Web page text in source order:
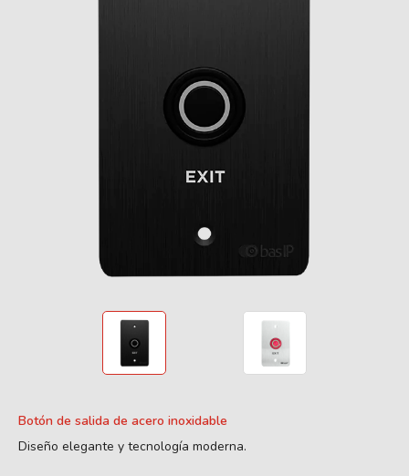
Botón de salida de acero inoxidable
Diseño elegante y tecnología moderna.